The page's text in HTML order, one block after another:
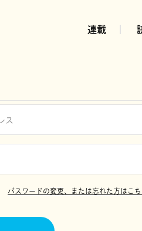
連載
パスワードの変更、または忘れた方はこち